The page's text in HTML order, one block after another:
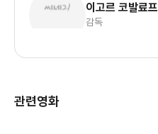
이고르 코발료프
감독
관련영화